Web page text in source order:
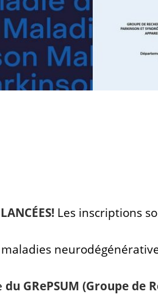
Les inscriptions
du GRePSUM (Groupe de